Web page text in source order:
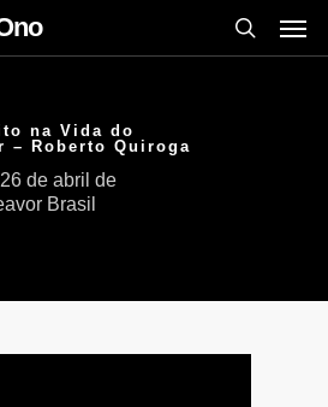
na Vida do
– Roberto Quiroga
26 de abril de
Brasil